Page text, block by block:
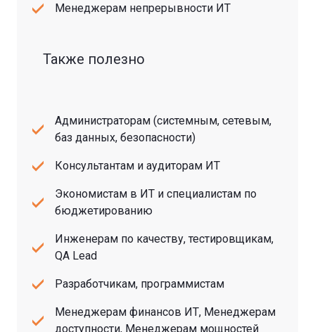
Менеджерам непрерывности ИТ
Также полезно
Администраторам (системным, сетевым,
баз данных, безопасности)
Консультантам и аудиторам ИТ
Экономистам в ИТ и специалистам по
бюджетированию
Инженерам по качеству, тестировщикам,
QA Lead
Разработчикам, программистам
Менеджерам финансов ИТ, Менеджерам
доступности, Менеджерам мощностей